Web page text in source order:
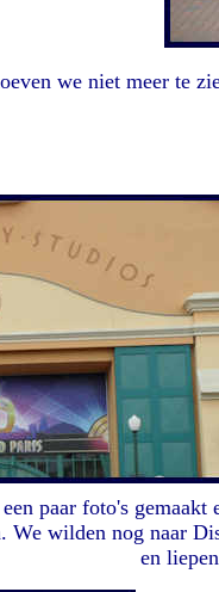
we niet meer te
paar foto's
We wilden nog naar
en